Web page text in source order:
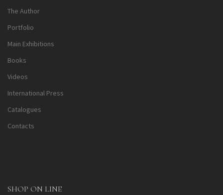
The Author
Portfolio
Main Exhibitions
Books
Videos
International Press
Catalogues
Contacts
SHOP ON LINE